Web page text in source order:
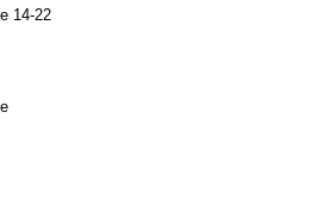
14-22